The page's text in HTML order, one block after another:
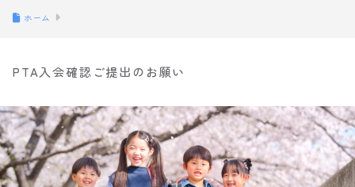
ホーム
PTA入会確認ご提出のお願い